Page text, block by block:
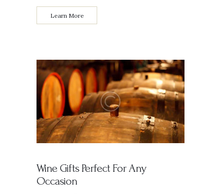
Learn More
Wine Gifts Perfect For Any
Occasion